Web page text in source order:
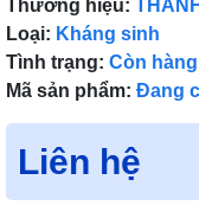
Thương hiệu:
Loại: Kháng sinh
Tình trạng: Còn hàng
Mã sản phẩm: Đang
Liên hệ